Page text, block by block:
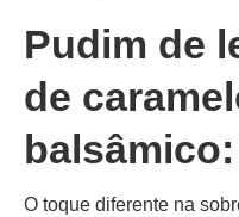
Pudim de
de
O toque diferente na